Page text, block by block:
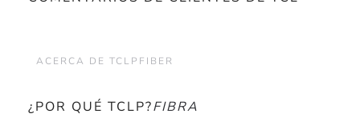
ACERCA DE TCLPFIBER
¿POR QUÉ TCLP?FIBRA